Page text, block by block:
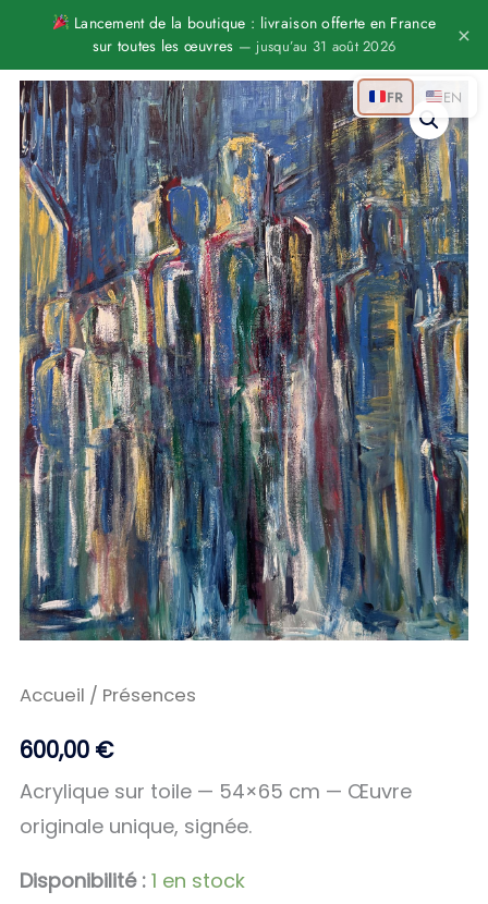
Lancement de la boutique : livraison offerte en France
sur toutes les œuvres — jusqu’au 31 août 2026 ×
contenu
Accueil / Présences
600,00 €
Acrylique sur toile — 54×65 cm — Œuvre
originale unique, signée.
Disponibilité : 1 en stock
quantité
de
Présences
FR EN